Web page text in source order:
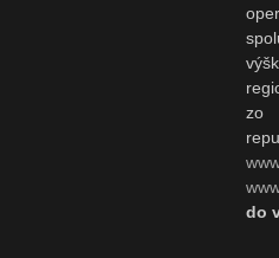
zo
do